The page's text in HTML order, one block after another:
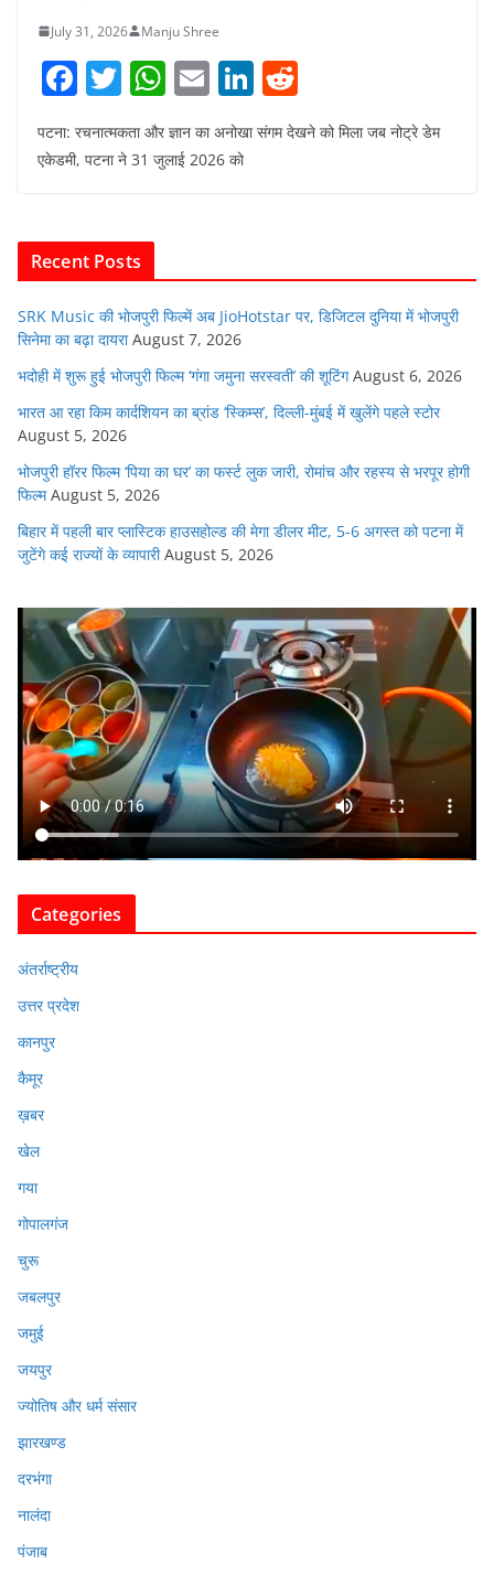
July 31, 2026 Manju Shree
F
c
o
o
k
T
itt
W
at
p
E
m
ai
Li
n
k
e
d
पटना: रचनात्मकता और ज्ञान का अनोखा संगम देखने को मिला जब नोट्रे डेम
एकेडमी, पटना ने 31 जुलाई 2026 को
Recent Posts
SRK Music की भोजपुरी फिल्में अब JioHotstar पर, डिजिटल दुनिया में भोजपुरी
सिनेमा का बढ़ा दायरा August 7, 2026
भदोही में शुरू हुई भोजपुरी फिल्म ‘गंगा जमुना सरस्वती’ की शूटिंग August 6, 2026
भारत आ रहा किम कार्दशियन का ब्रांड ‘स्किम्स’, दिल्ली-मुंबई में खुलेंगे पहले स्टोर
August 5, 2026
भोजपुरी हॉरर फिल्म ‘पिया का घर’ का फर्स्ट लुक जारी, रोमांच और रहस्य से भरपूर होगी
फिल्म August 5, 2026
बिहार में पहली बार प्लास्टिक हाउसहोल्ड की मेगा डीलर मीट, 5-6 अगस्त को पटना में
जुटेंगे कई राज्यों के व्यापारी August 5, 2026
Categories
अंतर्राष्ट्रीय
उत्तर प्रदेश
कानपुर
कैमूर
ख़बर
खेल
गया
गोपालगंज
चुरू
जबलपुर
जमुई
जयपुर
ज्योतिष और धर्म संसार
झारखण्ड
दरभंगा
नालंदा
पंजाब